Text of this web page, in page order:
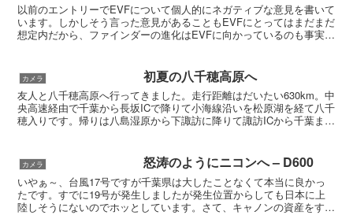
以前のエントリーでEVFについて個人的にネガティブな意見を書いて
います。しかしそう言った意見があることもEVFにとってはまだまだ
想定内だから、ファインダーの進化はEVFに向かっているのも事実で
カメラ 初夏の八千穂高原へ
友人と八千穂高原へ行ってきました。走行距離はだいたい630km。中
央高速経由で千葉から長坂ICで降りて小海線沿いを松原湖を経て八千
穂入りです。帰りは八島湿原から下諏訪に降りて諏訪ICから千葉まで
カメラ 怒涛のようにニコンへ – D600
いやぁ～、台風17号ですが千葉県は大したことなくて本当に良かっ
たです。すでに19号が発生しましたが発生位置からしても日本に上
陸しそうにないのでホッとしています。さて、キャノンの資産をすべ